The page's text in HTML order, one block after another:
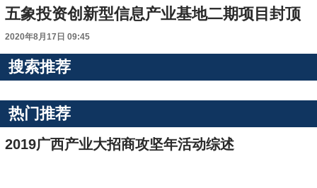
五象投资创新型信息产业基地二期项目封顶
2020年8月17日 09:45
搜索推荐
热门推荐
2019广西产业大招商攻坚年活动综述